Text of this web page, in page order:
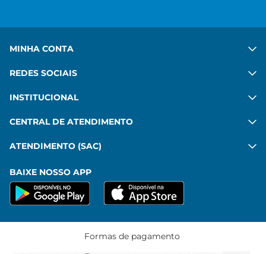
MINHA CONTA
REDES SOCIAIS
INSTITUCIONAL
CENTRAL DE ATENDIMENTO
ATENDIMENTO (SAC)
BAIXE NOSSO APP
Formas de pagamento